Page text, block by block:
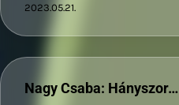
2023.05.21.
Nagy Csaba: Hányszor…